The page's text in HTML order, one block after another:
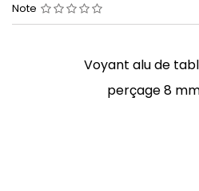
Note
Voyant alu de
perçage 8